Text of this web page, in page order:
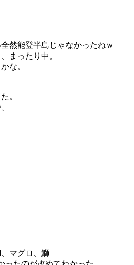
然能登半島じゃなかったねｗ
まったり中。
な。
。
マグロ、鰤